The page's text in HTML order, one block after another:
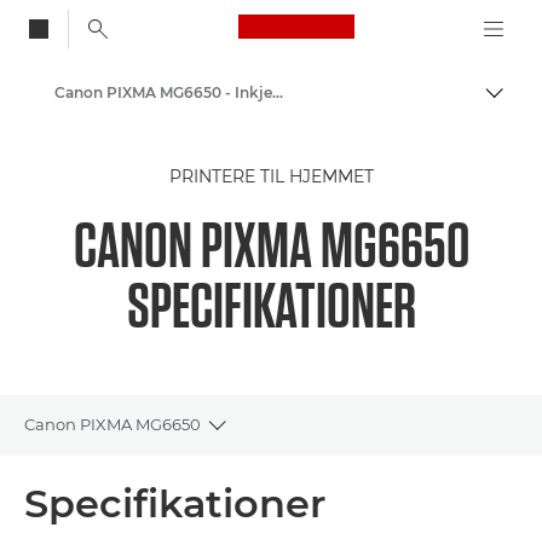
Canon Logo, back
Skift
Printere fra Canon
Canon PIXMA MG6650 - Inkjet Photo Printers
PRINTERE TIL HJEMMET
CANON PIXMA MG6650
SPECIFIKATIONER
Canon PIXMA MG6650
Toggle breadcrumbs
Specifikationer